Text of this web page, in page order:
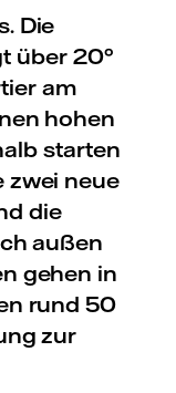
Die
über 20°
am
hohen
starten
zwei neue
die
außen
gehen in
rund 50
zur